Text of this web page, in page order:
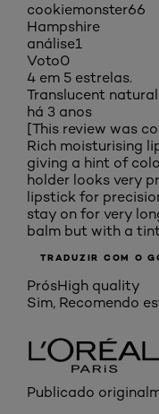
cookiemonster66
Hampshire
análise1
Voto0
4 em 5 estrelas.
Translucent
há 3 anos
[This review was
Rich moisturising
giving a hint of
holder looks very
lipstick for
stay on for very
balm but with a
TRADUZIR COM O
PrósHigh quality
Sim, Recomendo
Publicado